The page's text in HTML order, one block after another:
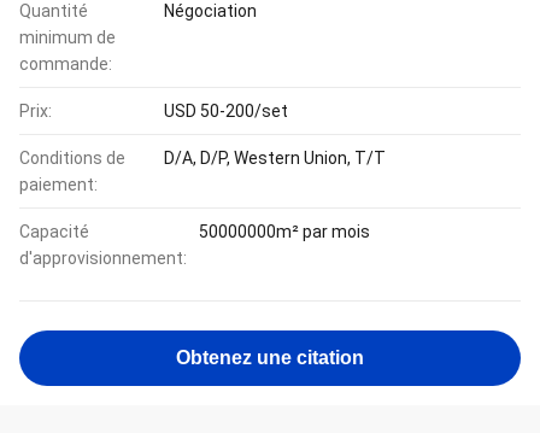
Quantité
minimum de
commande:
Négociation
Prix: USD 50-200/set
Conditions de
paiement:
D/A, D/P, Western Union, T/T
Capacité
d'approvisionnement:
50000000m² par mois
Obtenez une citation